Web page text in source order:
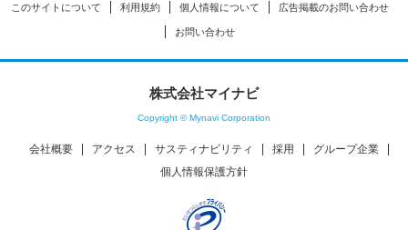
このサイトについて 利用規約 個人情報について 広告掲載のお問い合わせ
お問い合わせ
株式会社マイナビ
Copyright © Mynavi Corporation
会社概要 アクセス サスティナビリティ 採用
グループ企業
個人情報保護方針